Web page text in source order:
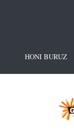
HONI BURUZ